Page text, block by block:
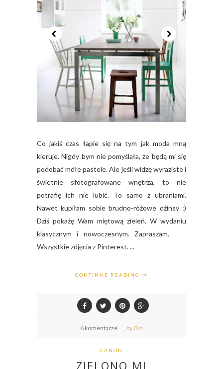
Co jakiś czas łapie się na tym jak moda mną
kieruje. Nigdy bym nie pomyślała, że będą mi się
podobać mdłe pastele. Ale jeśli widzę wyraziste i
świetnie sfotografowane wnętrza, to nie
potrafię ich nie lubić. To samo z ubraniami.
Nawet kupiłam sobie brudno-różowe dżinsy :)
Dziś pokażę Wam miętową zieleń. W wydaniu
klasycznym i nowoczesnym. Zapraszam.
Wszystkie zdjęcia z Pinterest. ...
CONTINUE READING
6 komentarze , by Ola
CANON
ZIELONO MI